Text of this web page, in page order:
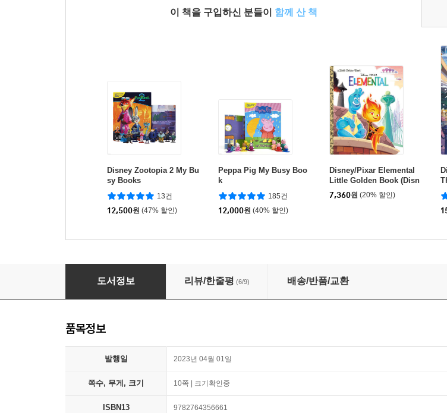
이 책을 구입하신 분들이 함께 산 책
Disney Zootopia 2 My Bu
sy Books
13건
12,500원 (47% 할인)
Peppa Pig My Busy Boo
k
185건
12,000원 (40% 할인)
Disney/Pixar Elemental
Little Golden Book (Disn
ey/Pixar Elemental)
7,360원 (20% 할인)
Disney / Pixar Elemental My Busy Books
도서정보 리뷰/한줄평 (6/9) 배송/반품/교환
품목정보
발행일 2023년 04월 01일
쪽수, 무게, 크기 10쪽 | 크기확인중
ISBN13 9782764356661